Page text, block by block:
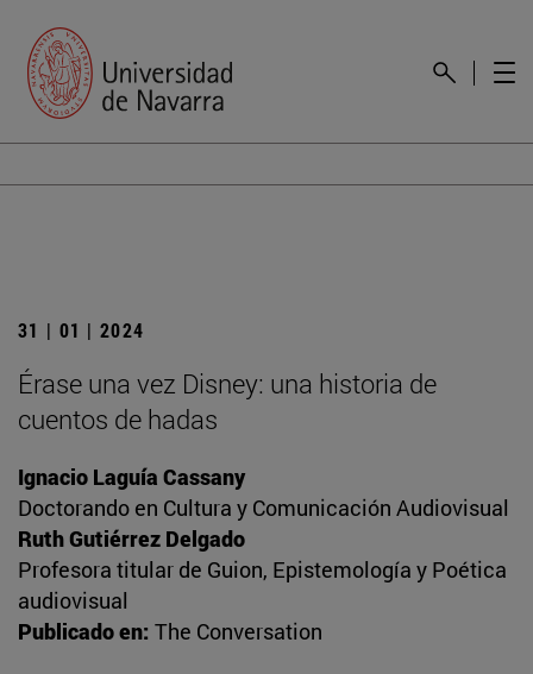
31 | 01 | 2024
Érase una vez Disney: una historia de
cuentos de hadas
Ignacio Laguía Cassany
Doctorando en Cultura y Comunicación Audiovisual
Ruth Gutiérrez Delgado
Profesora titular de Guion, Epistemología y Poética
audiovisual
Publicado en: The Conversation